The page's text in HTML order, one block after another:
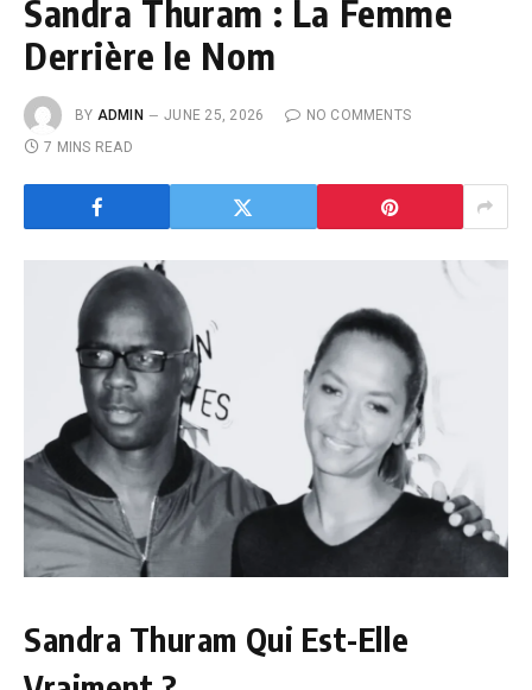
Sandra Thuram : La Femme
Derrière le Nom
BY ADMIN JUNE 25, 2026
NO COMMENTS
7 MINS READ
Sandra Thuram Qui Est-Elle